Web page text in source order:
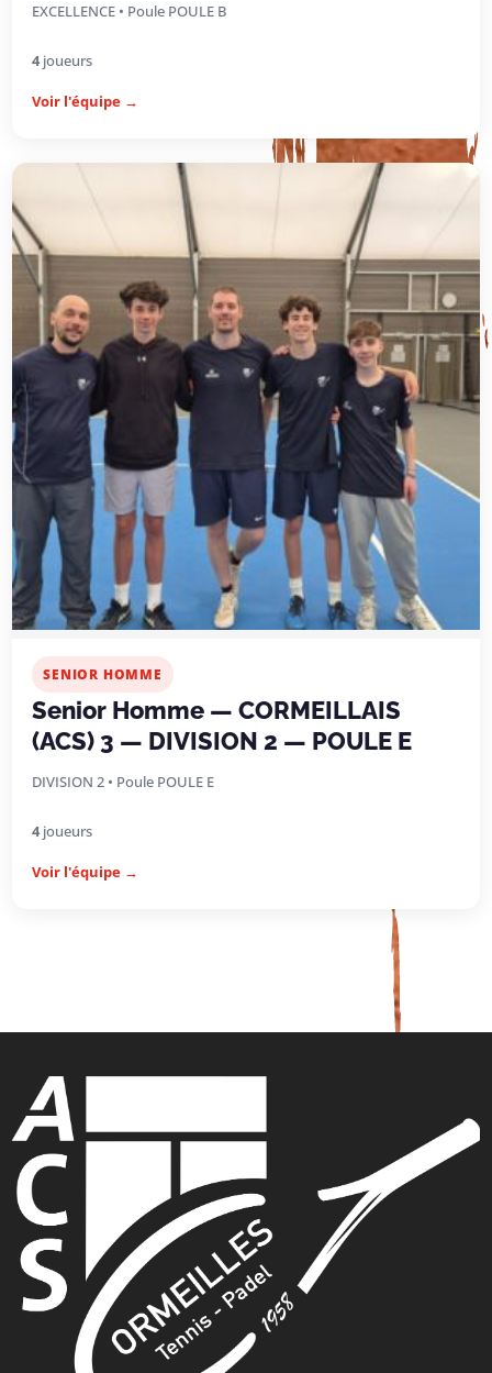
EXCELLENCE • Poule POULE B
4joueurs
Voir l'équipe →
SENIOR HOMME
Senior Homme — CORMEILLAIS
(ACS) 3 — DIVISION 2 — POULE E
DIVISION 2 • Poule POULE E
4joueurs
Voir l'équipe →